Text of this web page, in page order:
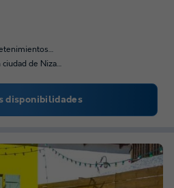
de Niza…
disponibilidades